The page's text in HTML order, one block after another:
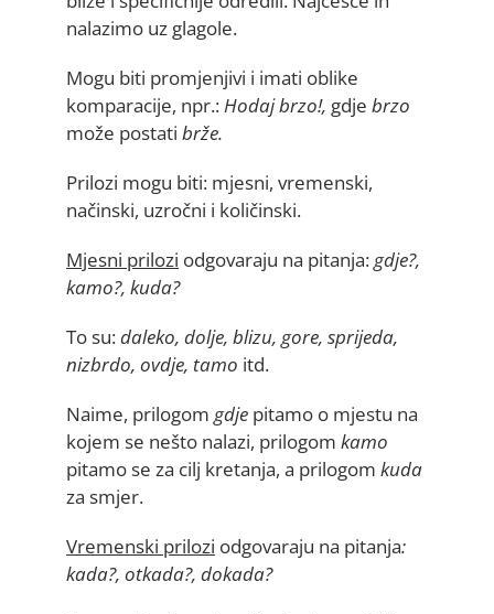
nalazimo uz glagole.
Mogu biti promjenjivi i imati oblike
komparacije, npr.:Hodaj brzo!, gdje brzo
može postati brže.
Prilozi mogu biti: mjesni, vremenski,
načinski, uzročni i količinski.
Mjesni prilozi odgovaraju na pitanja:gdje?,
kamo?, kuda?
To su:daleko, dolje, blizu, gore, sprijeda,
nizbrdo, ovdje, tamo itd.
Naime, prilogom gdje pitamo o mjestu na
kojem se nešto nalazi, prilogom kamo
pitamo se za cilj kretanja, a prilogom kuda
za smjer.
Vremenski prilozi odgovaraju na pitanja:
kada?, otkada?, dokada?